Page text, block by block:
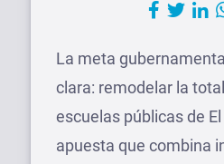
La meta
clara: remodelar la
escuelas públicas de
apuesta que combina